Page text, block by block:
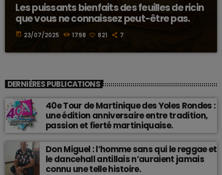
Les puissants bienfaits des feuilles de ricin
que vous ne connaissez peut-être pas.
today 23/07/2025 1798 821 7
DERNIÈRES PUBLICATIONS
40e Tour de Martinique des Yoles Rondes :
une édition anniversaire entre tradition,
passion et fierté martiniquaise.
Don Miguel : l’homme sans qui le reggae et
le dancehall antillais n’auraient jamais
connu une telle histoire.